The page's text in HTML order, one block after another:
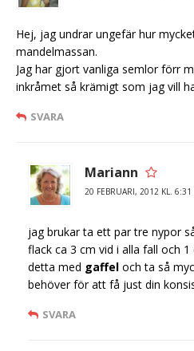
Hej, jag undrar ungefär hur
mandelmassan.
Jag har gjort vanliga semlor förr
inkråmet så krämigt som jag vill
SVARA
Mariann
20 FEBRUARI, 2012 KL. 6:31
jag brukar ta ett par tre nypor
flack ca 3 cm vid i alla fall och
detta med gaffel och ta så
behöver för att få just din
SVARA